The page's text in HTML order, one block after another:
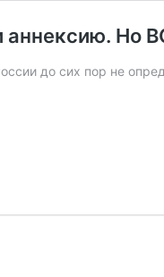
аннексию. Но
до сих пор не